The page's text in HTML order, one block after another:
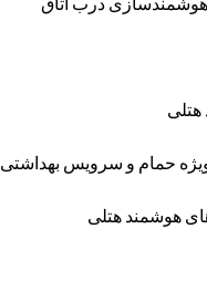
حمام و سرویس بهداشتی
هوشمند هتلی